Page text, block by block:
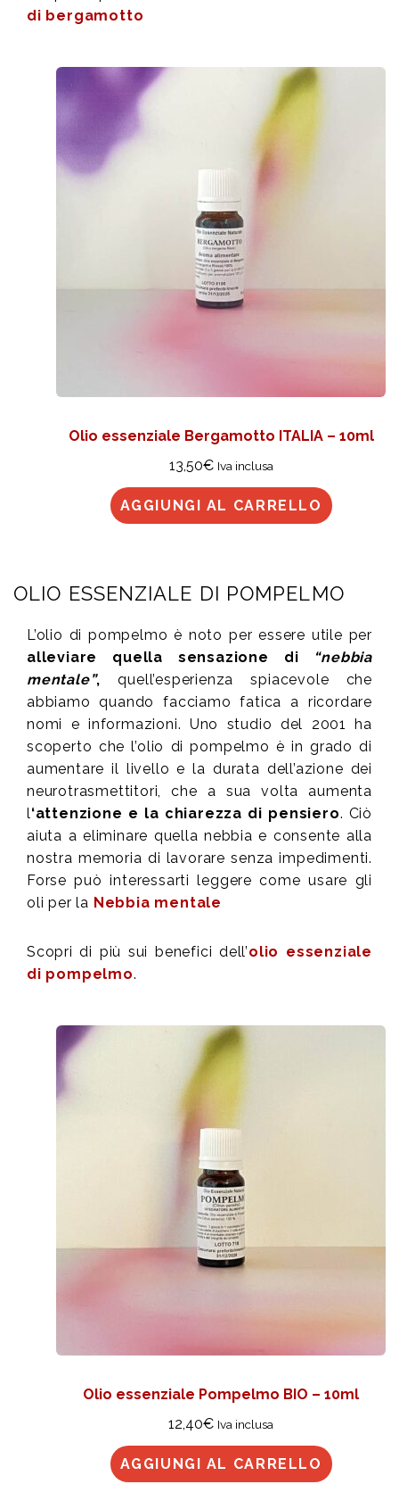
di bergamotto
Olio essenziale Bergamotto ITALIA – 10ml
13,50€ Iva inclusa
AGGIUNGI AL CARRELLO
OLIO ESSENZIALE DI POMPELMO
L’olio di pompelmo è noto per essere utile per
alleviare quella sensazione di
“nebbia
mentale”, quell’esperienza spiacevole che
abbiamo quando facciamo fatica a ricordare
nomi e informazioni. Uno studio del 2001 ha
scoperto che l’olio di pompelmo è in grado di
aumentare il livello e la durata dell’azione dei
neurotrasmettitori, che a sua volta aumenta
l‘attenzione e la chiarezza di pensiero. Ciò
aiuta a eliminare quella nebbia e consente alla
nostra memoria di lavorare senza impedimenti.
Forse può interessarti leggere come usare gli
oli per la Nebbia mentale
Scopri di più sui benefici dell’olio essenziale
di pompelmo.
Olio essenziale Pompelmo BIO – 10ml
12,40€ Iva inclusa
AGGIUNGI AL CARRELLO